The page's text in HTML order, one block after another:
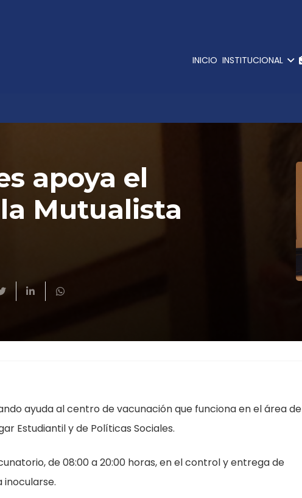
INICIO INSTITUCIONAL
apoya el
Mutualista
ayuda al centro de vacunación que funciona en el área de
Estudiantil y de Políticas Sociales.
de 08:00 a 20:00 horas, en el control y entrega de
inocularse.